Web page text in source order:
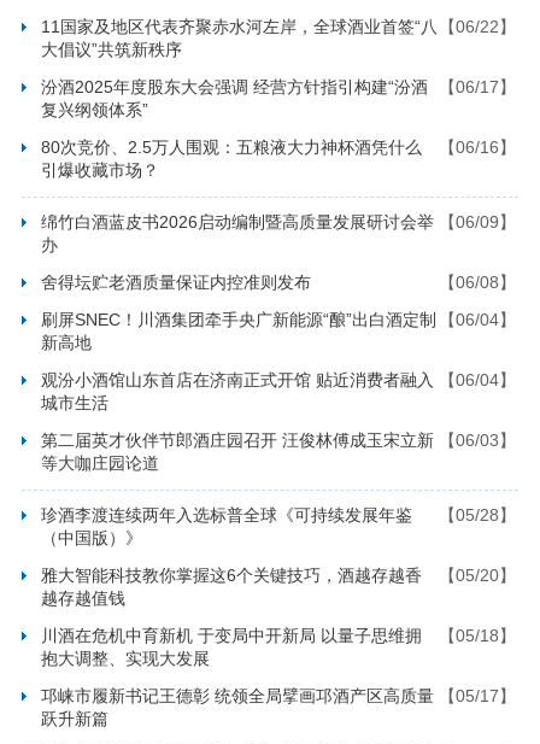
11国家及地区代表齐聚赤水河左岸，全球酒业首签“八
大倡议”共筑新秩序
【06/22】
汾酒2025年度股东大会强调 经营方针指引构建“汾酒
复兴纲领体系”
【06/17】
80次竞价、2.5万人围观：五粮液大力神杯酒凭什么
引爆收藏市场？
【06/16】
绵竹白酒蓝皮书2026启动编制暨高质量发展研讨会举
办
【06/09】
舍得坛贮老酒质量保证内控准则发布
【06/08】
刷屏SNEC！川酒集团牵手央广新能源“酿”出白酒定制
新高地
【06/04】
观汾小酒馆山东首店在济南正式开馆 贴近消费者融入
城市生活
【06/04】
第二届英才伙伴节郎酒庄园召开 汪俊林傅成玉宋立新
等大咖庄园论道
【06/03】
珍酒李渡连续两年入选标普全球《可持续发展年鉴
（中国版）》
【05/28】
雅大智能科技教你掌握这6个关键技巧，酒越存越香
越存越值钱
【05/20】
川酒在危机中育新机 于变局中开新局 以量子思维拥
抱大调整、实现大发展
【05/18】
邛崃市履新书记王德彰 统领全局擘画邛酒产区高质量
跃升新篇
【05/17】